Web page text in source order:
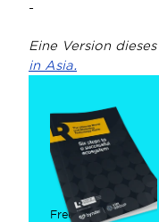
-
Eine Version
in Asia.
Free guide